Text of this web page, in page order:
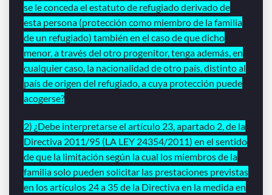
se le conceda el estatuto de refugiado derivado de
esta persona (protección como miembro de la familia
de un refugiado) también en el caso de que dicho
menor, a través del otro progenitor, tenga además, en
cualquier caso, la nacionalidad de otro país, distinto al
país de origen del refugiado, a cuya protección puede
acogerse?
2) ¿Debe interpretarse el artículo 23, apartado 2, de la
Directiva 2011/95 (LA LEY 24354/2011) en el sentido
de que la limitación según la cual los miembros de la
familia solo pueden solicitar las prestaciones previstas
en los artículos 24 a 35 de la Directiva en la medida en